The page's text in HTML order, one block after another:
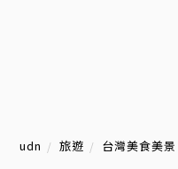
udn 旅遊 台灣美食美景